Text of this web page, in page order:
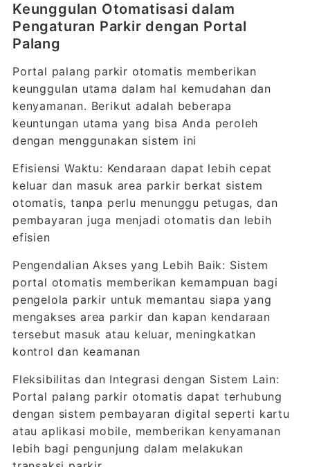
Keunggulan Otomatisasi dalam
Pengaturan Parkir dengan Portal
Palang
Portal palang parkir otomatis memberikan
keunggulan utama dalam hal kemudahan dan
kenyamanan. Berikut adalah beberapa
keuntungan utama yang bisa Anda peroleh
dengan menggunakan sistem ini
Efisiensi Waktu: Kendaraan dapat lebih cepat
keluar dan masuk area parkir berkat sistem
otomatis, tanpa perlu menunggu petugas, dan
pembayaran juga menjadi otomatis dan lebih
efisien
Pengendalian Akses yang Lebih Baik: Sistem
portal otomatis memberikan kemampuan bagi
pengelola parkir untuk memantau siapa yang
mengakses area parkir dan kapan kendaraan
tersebut masuk atau keluar, meningkatkan
kontrol dan keamanan
Fleksibilitas dan Integrasi dengan Sistem Lain:
Portal palang parkir otomatis dapat terhubung
dengan sistem pembayaran digital seperti kartu
atau aplikasi mobile, memberikan kenyamanan
lebih bagi pengunjung dalam melakukan